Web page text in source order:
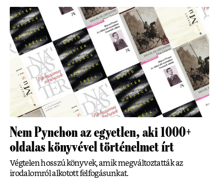
Nem Pynchon az egyetlen, aki 1000+
oldalas könyvével történelmet írt
Végtelen hosszú könyvek, amik megváltoztatták az
irodalomról alkotott felfogásunkat.